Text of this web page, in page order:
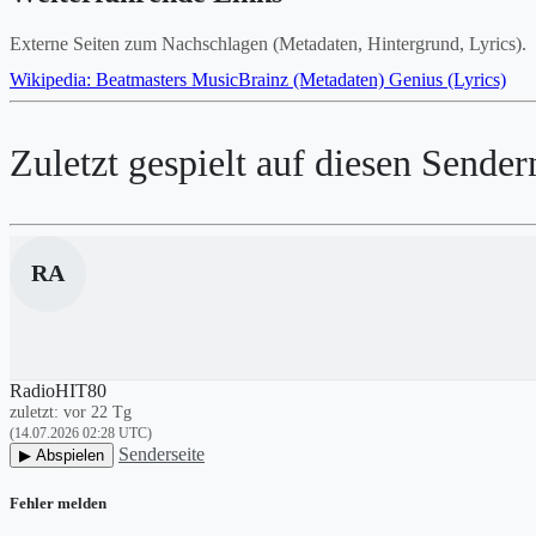
Externe Seiten zum Nachschlagen (Metadaten, Hintergrund, Lyrics).
Wikipedia: Beatmasters MusicBrainz (Metadaten) Genius (Lyrics)
Zuletzt gespielt auf diesen
RA
RadioHIT80
zuletzt: vor 22 Tg
(14.07.2026 02:28 UTC)
▶ Abspielen Senderseite
Fehler melden